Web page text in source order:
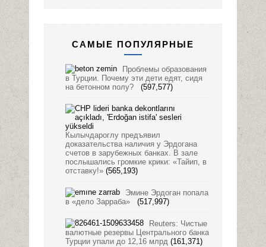
САМЫЕ ПОПУЛЯРНЫЕ
Проблемы образования
в Турции. Почему эти дети едят, сидя
на бетонном полу?
(597,577)
Кылычдароглу предъявил
доказательства наличия у Эрдогана
счетов в зарубежных банках. В зале
послышались громкие крики: «Тайип, в
отставку!» (565,193)
Эмине Эрдоган попала
в «дело Зарраба»
(517,997)
Reuters: Чистые
валютные резервы Центрального банка
Турции упали до 12,16 млрд (161,371)